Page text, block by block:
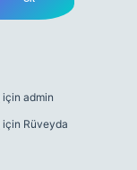
için admin
için Rüveyda